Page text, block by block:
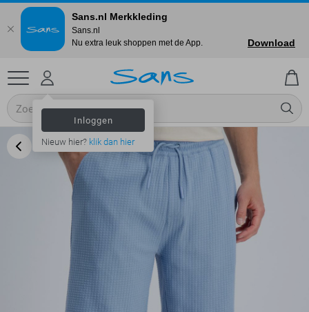
Inloggen
Nieuw hier? klik dan hier
Sans.nl Merkkleding
Sans.nl
Nu extra leuk shoppen met de App.
Download